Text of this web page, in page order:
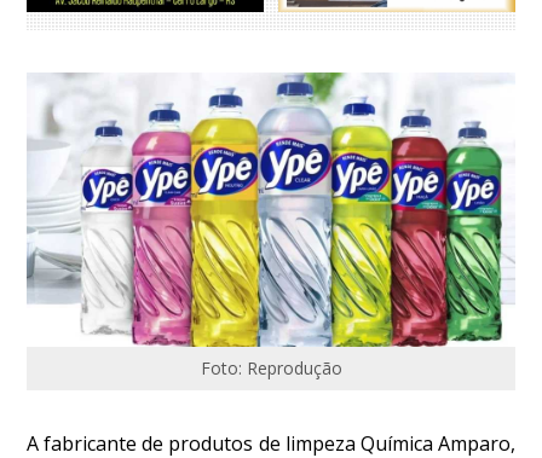
Foto: Reprodução
A fabricante de produtos de limpeza Química Amparo,